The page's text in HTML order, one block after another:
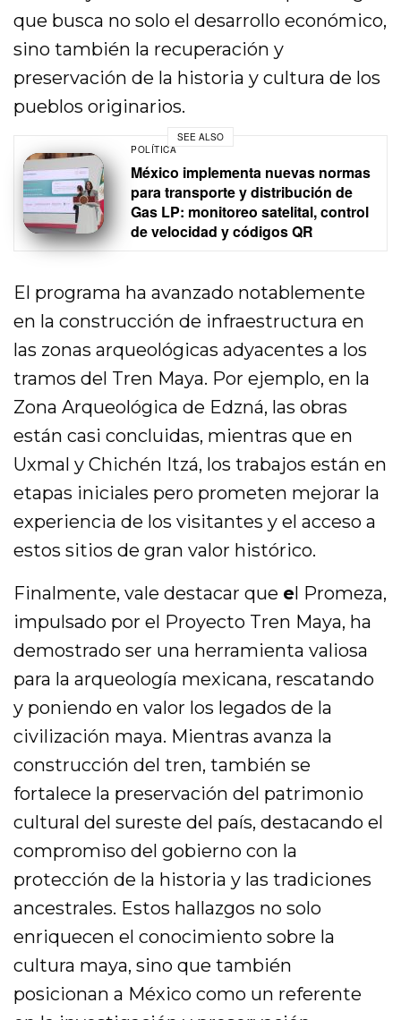
que busca no solo el desarrollo económico,
sino también la recuperación y
preservación de la historia y cultura de los
pueblos originarios.
SEE ALSO
POLÍTICA
México implementa nuevas normas
para transporte y distribución de
Gas LP: monitoreo satelital, control
de velocidad y códigos QR
El programa ha avanzado notablemente
en la construcción de infraestructura en
las zonas arqueológicas adyacentes a los
tramos del Tren Maya. Por ejemplo, en la
Zona Arqueológica de Edzná, las obras
están casi concluidas, mientras que en
Uxmal y Chichén Itzá, los trabajos están en
etapas iniciales pero prometen mejorar la
experiencia de los visitantes y el acceso a
estos sitios de gran valor histórico.
Finalmente, vale destacar que e l Promeza,
impulsado por el Proyecto Tren Maya, ha
demostrado ser una herramienta valiosa
para la arqueología mexicana, rescatando
y poniendo en valor los legados de la
civilización maya. Mientras avanza la
construcción del tren, también se
fortalece la preservación del patrimonio
cultural del sureste del país, destacando el
compromiso del gobierno con la
protección de la historia y las tradiciones
ancestrales. Estos hallazgos no solo
enriquecen el conocimiento sobre la
cultura maya, sino que también
posicionan a México como un referente